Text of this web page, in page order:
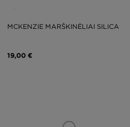
MCKENZIE MARŠKINĖLIAI SILICA
19,00 €